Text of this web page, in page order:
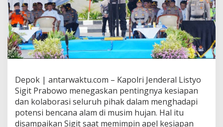
Depok | antarwaktu.com – Kapolri Jenderal Listyo
Sigit Prabowo menegaskan pentingnya kesiapan
dan kolaborasi seluruh pihak dalam menghadapi
potensi bencana alam di musim hujan. Hal itu
disampaikan Sigit saat memimpin apel kesiapan